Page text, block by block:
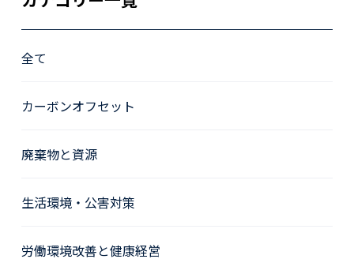
全て
カーボンオフセット
廃棄物と資源
生活環境・公害対策
労働環境改善と健康経営